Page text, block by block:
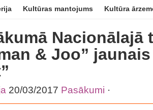
Kultūras mantojums Kultūra
Nacionālajā
& Joo”
20/03/2017 Pasākumi ·